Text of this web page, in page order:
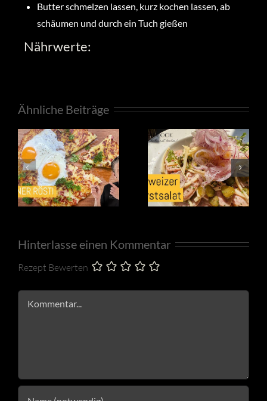
Butter schmelzen lassen, kurz kochen lassen, ab
schäumen und durch ein Tuch gießen
Nährwerte:
Ähnliche Beiträge
Hinterlasse einen Kommentar
Rezept Bewerten
Kommentar